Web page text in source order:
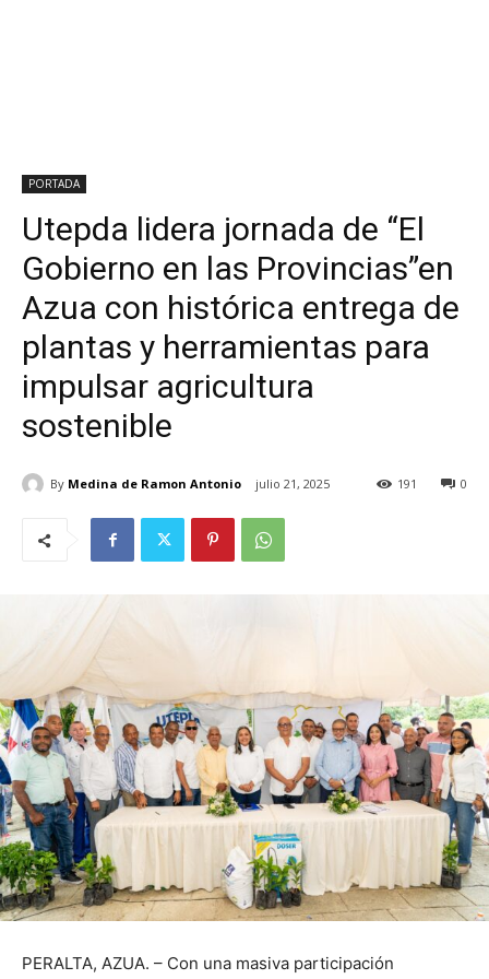
PORTADA
Utepda lidera jornada de “El
Gobierno en las Provincias”en
Azua con histórica entrega de
plantas y herramientas para
impulsar agricultura
sostenible
By Medina de Ramon Antonio julio 21, 2025 0
191
PERALTA, AZUA. – Con una masiva participación